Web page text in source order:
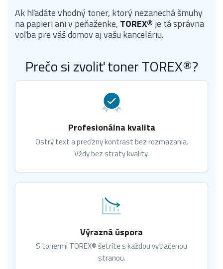
Ak hľadáte vhodný toner, ktorý nezanechá šmuhy
na papieri ani v peňaženke, TOREX® je tá správna
voľba pre váš domov aj vašu kanceláriu.
Prečo si zvoliť toner TOREX®?
Profesionálna kvalita
Ostrý text a precízny kontrast bez rozmazania.
Vždy bez straty kvality.
Výrazná úspora
S tonermi TOREX® šetríte s každou vytlačenou
stranou.